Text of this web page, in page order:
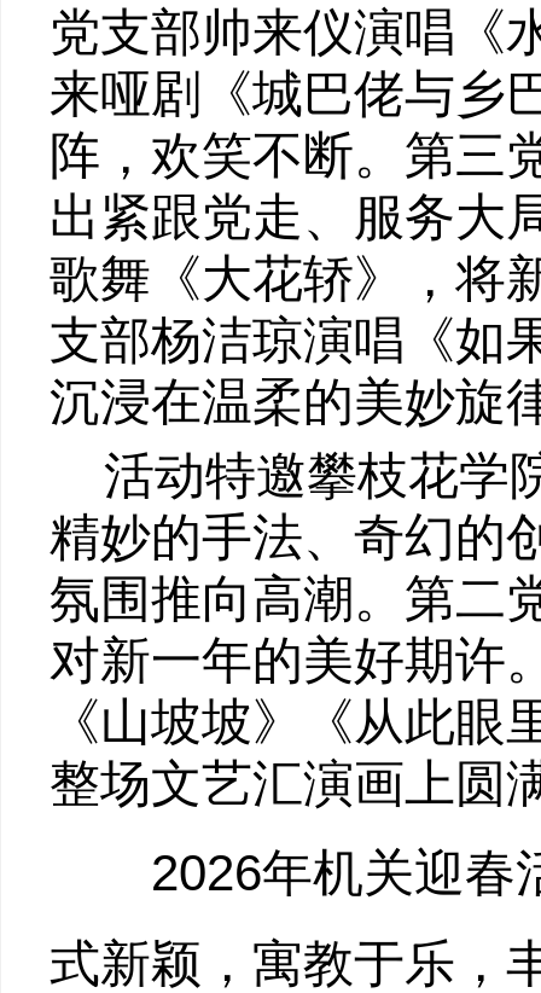
党支部帅来仪演唱《
来哑剧《城巴佬与乡
阵，欢笑不断。第三
出紧跟党走、服务大
歌舞《大花轿》，将
支部杨洁琼演唱《如
沉浸在温柔的美妙旋
活动特邀攀枝花学
精妙的手法、奇幻的
氛围推向高潮。第二
对新一年的美好期许
《山坡坡》《从此
整场文艺汇演画上圆
2026年机关迎春
式新颖，寓教于乐，